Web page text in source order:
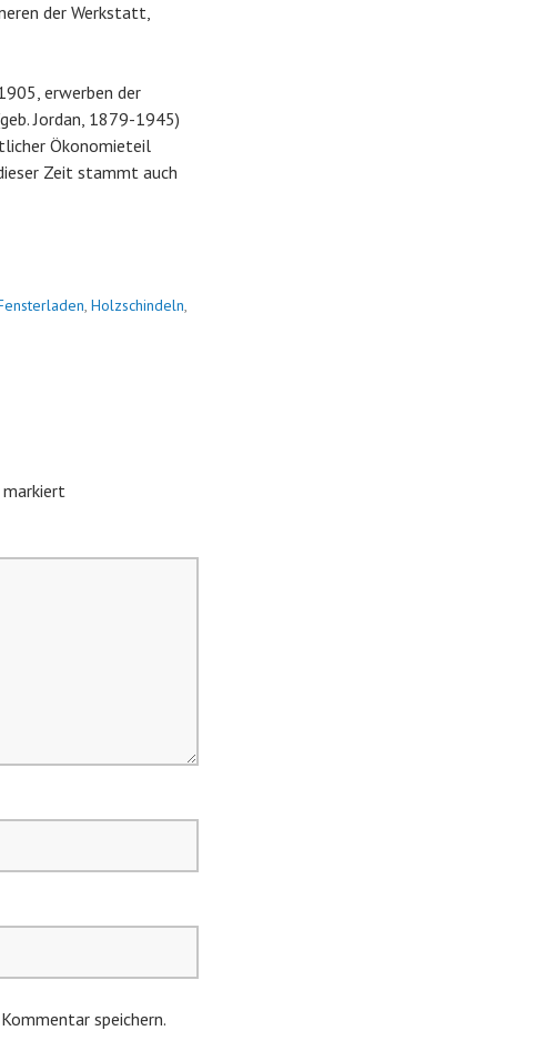
der Werkstatt,
erwerben der
Jordan, 1879-1945)
Ökonomieteil
Zeit stammt auch
, Holzschindeln,
markiert
speichern.